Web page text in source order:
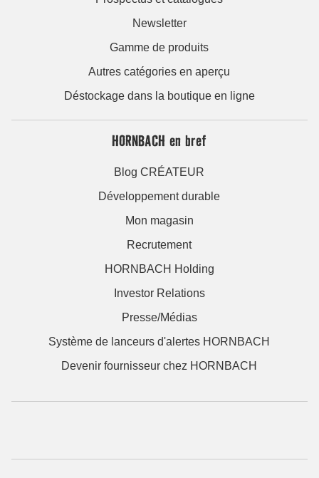
Newsletter
Gamme de produits
Autres catégories en aperçu
Déstockage dans la boutique en ligne
HORNBACH en bref
Blog CRÉATEUR
Développement durable
Mon magasin
Recrutement
HORNBACH Holding
Investor Relations
Presse/Médias
Système de lanceurs d'alertes HORNBACH
Devenir fournisseur chez HORNBACH